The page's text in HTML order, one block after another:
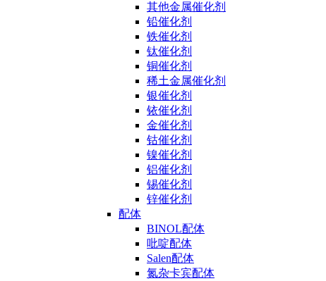
其他金属催化剂
铅催化剂
铁催化剂
钛催化剂
铜催化剂
稀土金属催化剂
银催化剂
铱催化剂
金催化剂
钴催化剂
镍催化剂
铝催化剂
锡催化剂
锌催化剂
配体
BINOL配体
吡啶配体
Salen配体
氮杂卡宾配体